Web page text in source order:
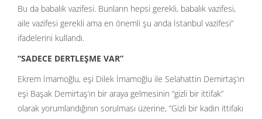
Bu da babalık vazifesi. Bunların hepsi gerekli, babalık vazifesi,
aile vazifesi gerekli ama en önemli şu anda İstanbul vazifesi”
ifadelerini kullandı.
“SADECE DERTLEŞME VAR”
Ekrem İmamoğlu, eşi Dilek İmamoğlu ile Selahattin Demirtaş’ın
eşi Başak Demirtaş’ın bir araya gelmesinin “gizli bir ittifak”
olarak yorumlandığının sorulması üzerine, “Gizli bir kadın ittifakı